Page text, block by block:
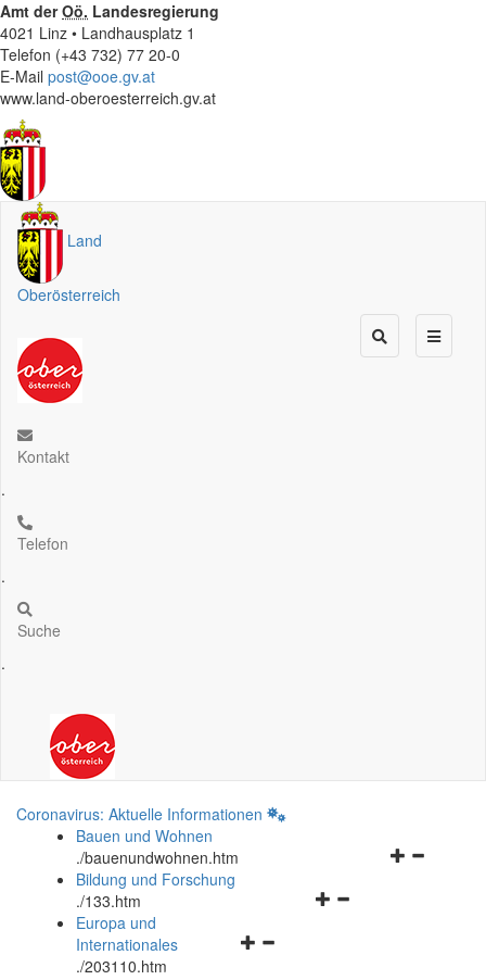
Amt derOö. Landesregierung
4021 Linz • Landhausplatz 1
Telefon (+43 732) 77 20-0
E-Mail post@ooe.gv.at
www.land-oberoesterreich.gv.at
Land
Oberösterreich
Kontakt
.
Telefon
.
Suche
.
Coronavirus: Aktuelle Informationen
Bauen und Wohnen
./bauenundwohnen.htm
Navigationsmenü
Bildung und Forschung
./133.htm
Navigationsmenü
Europa und
Internationales
./203110.htm